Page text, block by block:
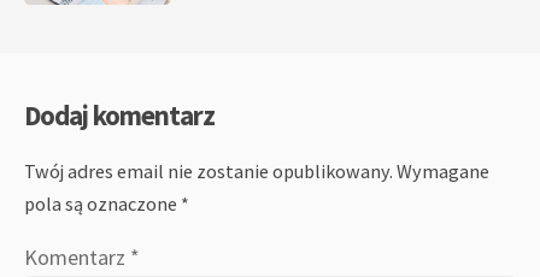
Dodaj komentarz
Twój adres email nie zostanie opublikowany. Wymagane
pola są oznaczone *
Komentarz *